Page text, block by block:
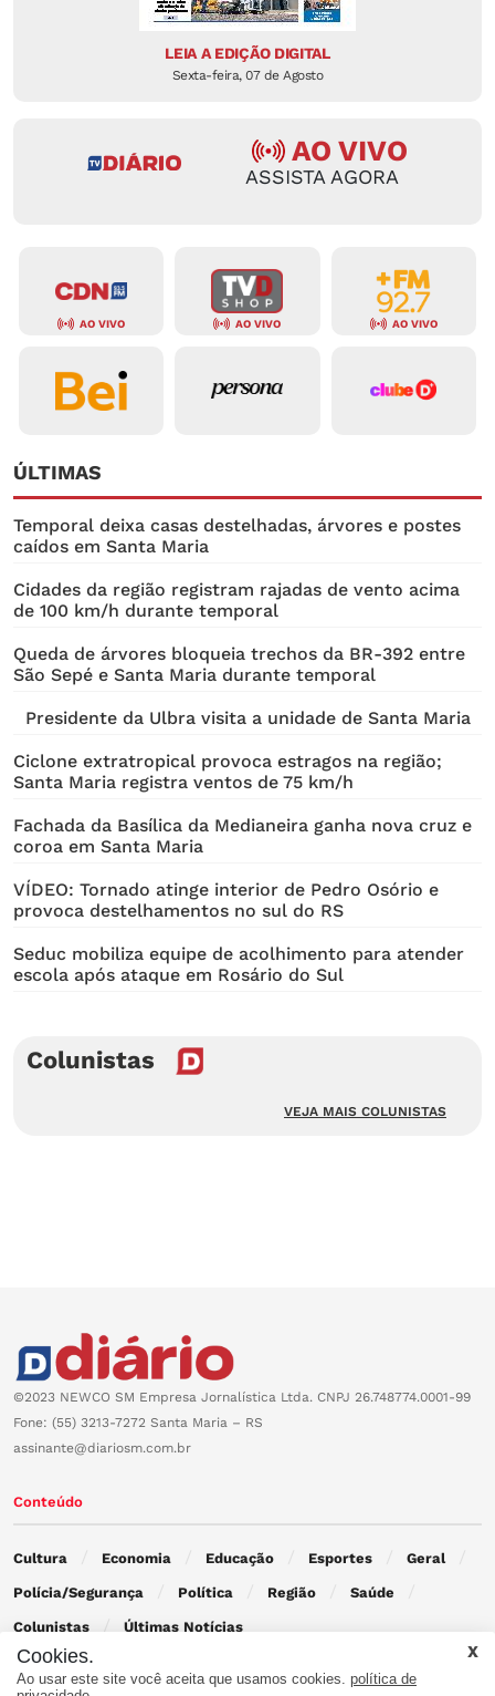
LEIA A EDIÇÃO DIGITAL
Sexta-feira, 07 de Agosto
AO VIVO
ASSISTA AGORA
AO VIVO AO VIVO AO VIVO
ÚLTIMAS
Temporal deixa casas destelhadas, árvores e postes
caídos em Santa Maria
Cidades da região registram rajadas de vento acima
de 100 km/h durante temporal
Queda de árvores bloqueia trechos da BR-392 entre
São Sepé e Santa Maria durante temporal
Presidente da Ulbra visita a unidade de Santa Maria
Ciclone extratropical provoca estragos na região;
Santa Maria registra ventos de 75 km/h
Fachada da Basílica da Medianeira ganha nova cruz e
coroa em Santa Maria
VÍDEO: Tornado atinge interior de Pedro Osório e
provoca destelhamentos no sul do RS
Seduc mobiliza equipe de acolhimento para atender
escola após ataque em Rosário do Sul
Colunistas
VEJA MAIS COLUNISTAS
©2023 NEWCO SM Empresa Jornalística Ltda. CNPJ 26.748774.0001-99
Fone: (55) 3213-7272 Santa Maria – RS
assinante@diariosm.com.br
Conteúdo
Cultura Economia Educação Esportes Geral
Polícia/Segurança Política Região Saúde
Colunistas Últimas Notícias
Contato
Cookies.
Ao usar este site você aceita que usamos cookies. política de